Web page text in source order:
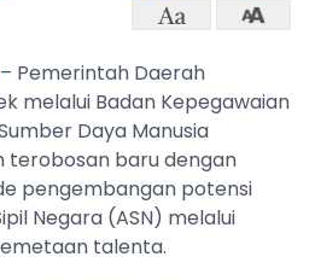
– Pemerintah Daerah
melalui Badan Kepegawaian
Daya Manusia
terobosan baru dengan
pengembangan potensi
Negara (ASN) melalui
talenta.